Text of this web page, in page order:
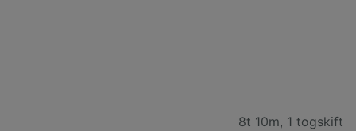
8t 10m, 1 togskift